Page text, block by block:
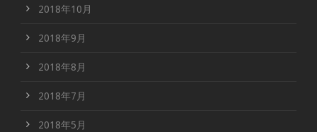
2018年10月
2018年9月
2018年8月
2018年7月
2018年5月